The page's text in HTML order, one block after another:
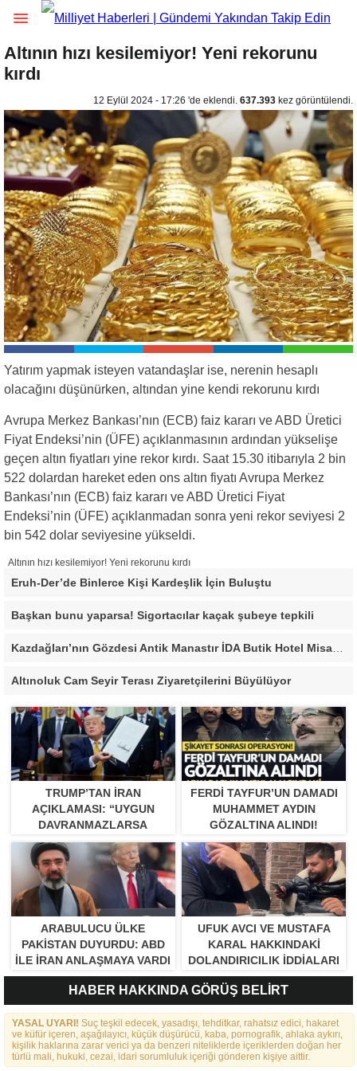
Altının hızı kesilemiyor! Yeni rekorunu
kırdı
12 Eylül 2024 - 17:26 'de eklendi. 637.393 kez görüntülendi.
Yatırım yapmak isteyen vatandaşlar ise, nerenin hesaplı
olacağını düşünürken, altından yine kendi rekorunu kırdı
Avrupa Merkez Bankası’nın (ECB) faiz kararı ve ABD Üretici
Fiyat Endeksi’nin (ÜFE) açıklanmasının ardından yükselişe
geçen altın fiyatları yine rekor kırdı. Saat 15.30 itibarıyla 2 bin
522 dolardan hareket eden ons altın fiyatı Avrupa Merkez
Bankası’nın (ECB) faiz kararı ve ABD Üretici Fiyat
Endeksi’nin (ÜFE) açıklanmadan sonra yeni rekor seviyesi 2
bin 542 dolar seviyesine yükseldi.
Altının hızı kesilemiyor! Yeni rekorunu kırdı
Eruh-Der’de Binlerce Kişi Kardeşlik İçin Buluştu
Başkan bunu yaparsa! Sigortacılar kaçak şubeye tepkili
Kazdağları’nın Gözdesi Antik Manastır İDA Butik Hotel Misafirlerinden Tam Not Alıyor
Altınoluk Cam Seyir Terası Ziyaretçilerini Büyülüyor
TRUMP’TAN İRAN
AÇIKLAMASI: “UYGUN
DAVRANMAZLARSA
GEREĞINI YAPARIM”
FERDI TAYFUR’UN DAMADI
MUHAMMET AYDIN
GÖZALTINA ALINDI!
ARABULUCU ÜLKE
PAKISTAN DUYURDU: ABD
ILE İRAN ANLAŞMAYA VARDI
UFUK AVCI VE MUSTAFA
KARAL HAKKINDAKI
DOLANDIRICILIK İDDIALARI
BÜYÜYOR
HABER HAKKINDA GÖRÜŞ BELİRT
YASAL UYARI! Suç teşkil edecek, yasadışı, tehditkar, rahatsız edici, hakaret
ve küfür içeren, aşağılayıcı, küçük düşürücü, kaba, pornografik, ahlaka aykırı,
kişilik haklarına zarar verici ya da benzeri niteliklerde içeriklerden doğan her
türlü mali, hukuki, cezai, idari sorumluluk içeriği gönderen kişiye aittir.